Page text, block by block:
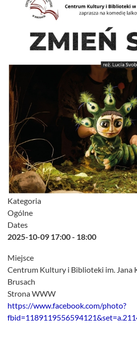
Kategoria
Ogólne
Dates
2025-10-09 17:00- 18:00
Miejsce
Centrum Kultury i Biblioteki im. Jana
Brusach
Strona WWW
https://www.facebook.com/photo?